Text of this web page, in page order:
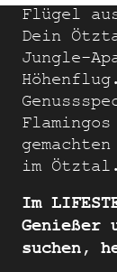
Flügel
Dein
Jungle-
im Ötztal.
Im
Genießer
suchen,